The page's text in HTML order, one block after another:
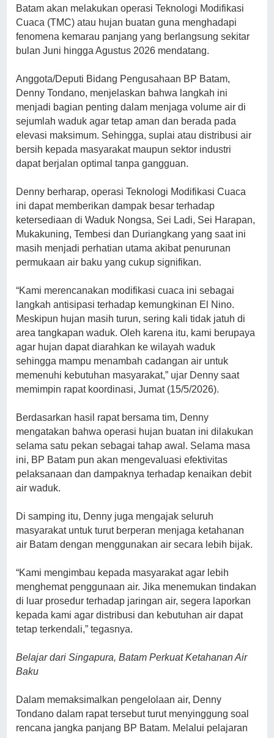
Batam akan melakukan operasi Teknologi Modifikasi
Cuaca (TMC) atau hujan buatan guna menghadapi
fenomena kemarau panjang yang berlangsung sekitar
bulan Juni hingga Agustus 2026 mendatang.
Anggota/Deputi Bidang Pengusahaan BP Batam,
Denny Tondano, menjelaskan bahwa langkah ini
menjadi bagian penting dalam menjaga volume air di
sejumlah waduk agar tetap aman dan berada pada
elevasi maksimum. Sehingga, suplai atau distribusi air
bersih kepada masyarakat maupun sektor industri
dapat berjalan optimal tanpa gangguan.
Denny berharap, operasi Teknologi Modifikasi Cuaca
ini dapat memberikan dampak besar terhadap
ketersediaan di Waduk Nongsa, Sei Ladi, Sei Harapan,
Mukakuning, Tembesi dan Duriangkang yang saat ini
masih menjadi perhatian utama akibat penurunan
permukaan air baku yang cukup signifikan.
“Kami merencanakan modifikasi cuaca ini sebagai
langkah antisipasi terhadap kemungkinan El Nino.
Meskipun hujan masih turun, sering kali tidak jatuh di
area tangkapan waduk. Oleh karena itu, kami berupaya
agar hujan dapat diarahkan ke wilayah waduk
sehingga mampu menambah cadangan air untuk
memenuhi kebutuhan masyarakat,” ujar Denny saat
memimpin rapat koordinasi, Jumat (15/5/2026).
Berdasarkan hasil rapat bersama tim, Denny
mengatakan bahwa operasi hujan buatan ini dilakukan
selama satu pekan sebagai tahap awal. Selama masa
ini, BP Batam pun akan mengevaluasi efektivitas
pelaksanaan dan dampaknya terhadap kenaikan debit
air waduk.
Di samping itu, Denny juga mengajak seluruh
masyarakat untuk turut berperan menjaga ketahanan
air Batam dengan menggunakan air secara lebih bijak.
“Kami mengimbau kepada masyarakat agar lebih
menghemat penggunaan air. Jika menemukan tindakan
di luar prosedur terhadap jaringan air, segera laporkan
kepada kami agar distribusi dan kebutuhan air dapat
tetap terkendali,” tegasnya.
Belajar dari Singapura, Batam Perkuat Ketahanan Air
Baku
Dalam memaksimalkan pengelolaan air, Denny
Tondano dalam rapat tersebut turut menyinggung soal
rencana jangka panjang BP Batam. Melalui pelajaran